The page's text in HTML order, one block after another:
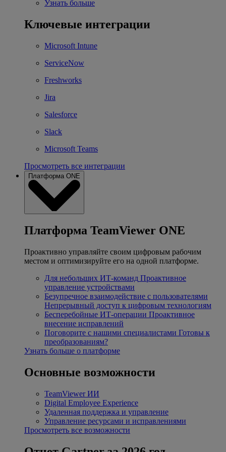
Узнать больше
Ключевые интеграции
Microsoft Intune
ServiceNow
Freshworks
Jira
Salesforce
Slack
Microsoft Teams
Просмотреть все интеграции
Платформа ONE
Платформа TeamViewer ONE
Проактивно управляйте своим цифровым рабочим
местом и оптимизируйте его на одной платформе.
Для небольших ИТ-команд Проактивное
управление устройствами
Безупречное взаимодействие с пользователями
Непрерывный доступ к цифровым технологиям
Бесперебойные ИТ-операции Проактивное
внесение исправлений
Поговорите с нашими специалистами Готовы к
преобразованиям?
Узнать больше о платформе
Основные возможности
TeamViewer ИИ
Digital Employee Experience
Удаленная поддержка и управление
Управление ресурсами и исправлениями
Просмотреть все возможности